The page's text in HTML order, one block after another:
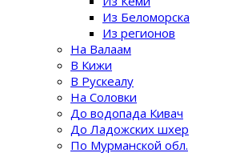
Из Беломорска
Из регионов
На Валаам
В Кижи
В Рускеалу
На Соловки
До водопада Кивач
До Ладожских шхер
По Мурманской обл.